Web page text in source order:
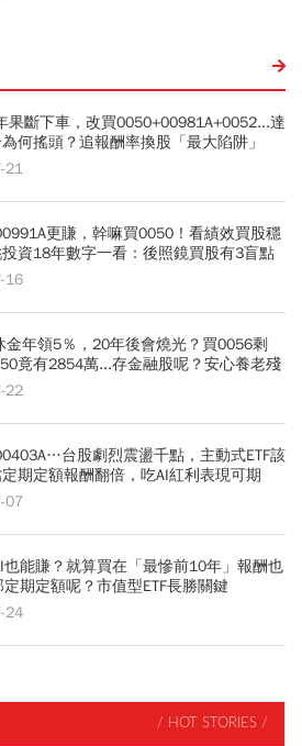
果斷下車，改買0050+00981A+0052...達
何搖頭？追報酬率換股「最大陷阱」
21
更賺，幹嘛買0050！看績效買股穩
資18年數字一看：後照鏡買股有3盲點
16
金年領5％，20年後會燒光？買0056剩
竟有2854萬...存金融股呢？安心養老殘
22
台股劇烈震盪千點，主動式ETF該
期定額報酬翻倍，吃AI紅利表現可期
07
也能賺？就算買在「最慘前10年」報酬也
期定額呢？市值型ETF長勝關鍵
24
/ HOT STORIES /